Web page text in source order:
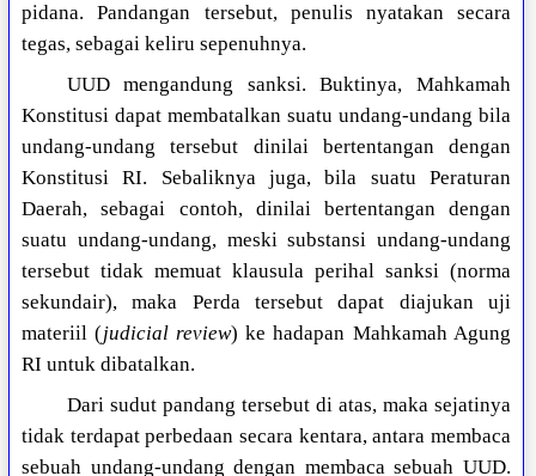
pidana. Pandangan tersebut, penulis nyatakan secara
tegas, sebagai keliru sepenuhnya.
UUD mengandung sanksi. Buktinya, Mahkamah
Konstitusi dapat membatalkan suatu undang-undang bila
undang-undang tersebut dinilai bertentangan dengan
Konstitusi RI. Sebaliknya juga, bila suatu Peraturan
Daerah, sebagai contoh, dinilai bertentangan dengan
suatu undang-undang, meski substansi undang-undang
tersebut tidak memuat klausula perihal sanksi (norma
sekundair), maka Perda tersebut dapat diajukan uji
materiil (judicial review) ke hadapan Mahkamah Agung
RI untuk dibatalkan.
Dari sudut pandang tersebut di atas, maka sejatinya
tidak terdapat perbedaan secara kentara, antara membaca
sebuah undang-undang dengan membaca sebuah UUD.